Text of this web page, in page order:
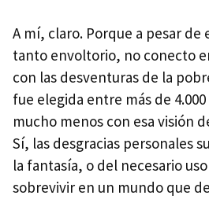
A mí, claro. Porque a pesar
tanto envoltorio, no conecto
con las desventuras de la
fue elegida entre más de
mucho menos con esa visión
Sí, las desgracias personales
la fantasía, o del necesario
sobrevivir en un mundo que